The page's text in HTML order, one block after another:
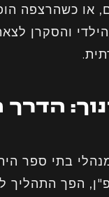
או כשהרצפה
והסקרן
בתי ספר
הפך